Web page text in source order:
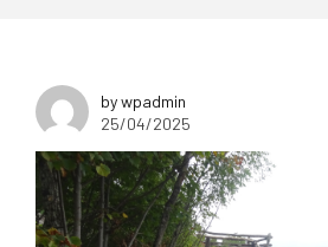
by wpadmin
25/04/2025